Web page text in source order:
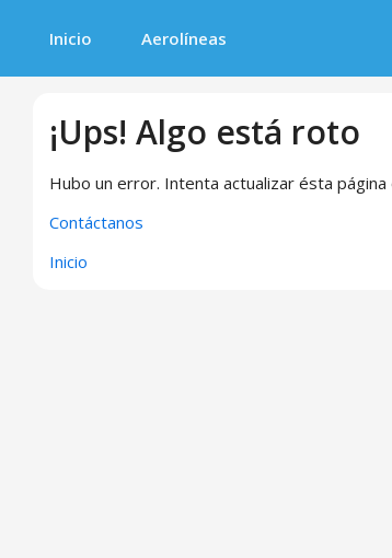
Inicio Aerolíneas
¡Ups! Algo está roto
Hubo un error. Intenta actualizar ésta
Contáctanos
Inicio